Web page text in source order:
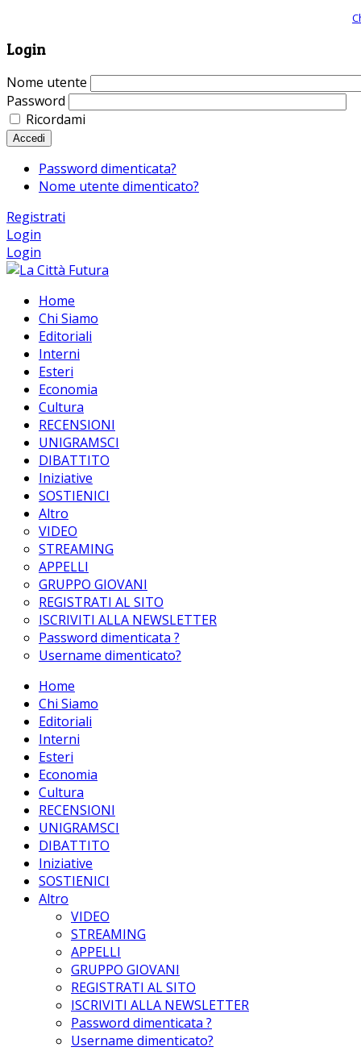
Login
Nome utente
Password
Ricordami
Accedi
Password dimenticata?
Nome utente dimenticato?
Registrati
Login
Login
Home
Chi Siamo
Editoriali
Interni
Esteri
Economia
Cultura
RECENSIONI
UNIGRAMSCI
DIBATTITO
Iniziative
SOSTIENICI
Altro
VIDEO
STREAMING
APPELLI
GRUPPO GIOVANI
REGISTRATI AL SITO
ISCRIVITI ALLA NEWSLETTER
Password dimenticata ?
Username dimenticato?
Home
Chi Siamo
Editoriali
Interni
Esteri
Economia
Cultura
RECENSIONI
UNIGRAMSCI
DIBATTITO
Iniziative
SOSTIENICI
Altro
VIDEO
STREAMING
APPELLI
GRUPPO GIOVANI
REGISTRATI AL SITO
ISCRIVITI ALLA NEWSLETTER
Password dimenticata ?
Username dimenticato?